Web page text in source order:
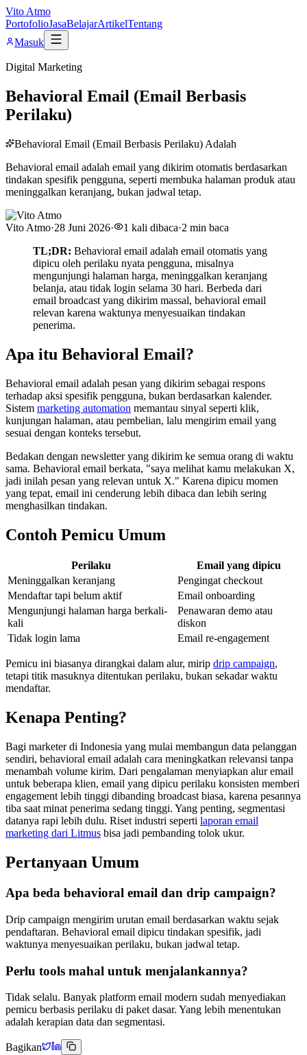
Vito Atmo
PortofolioJasaBelajarArtikelTentang
Masuk
Digital Marketing
Behavioral Email (Email Berbasis
Perilaku)
Behavioral Email (Email Berbasis Perilaku) Adalah
Behavioral email adalah email yang dikirim otomatis berdasarkan
tindakan spesifik pengguna, seperti membuka halaman produk atau
meninggalkan keranjang, bukan jadwal tetap.
Vito Atmo·28 Juni 2026· 1 kali dibaca·2 min baca
TL;DR: Behavioral email adalah email otomatis yang
dipicu oleh perilaku nyata pengguna, misalnya
mengunjungi halaman harga, meninggalkan keranjang
belanja, atau tidak login selama 30 hari. Berbeda dari
email broadcast yang dikirim massal, behavioral email
relevan karena waktunya menyesuaikan tindakan
penerima.
Apa itu Behavioral Email?
Behavioral email adalah pesan yang dikirim sebagai respons
terhadap aksi spesifik pengguna, bukan berdasarkan kalender.
Sistem marketing automation memantau sinyal seperti klik,
kunjungan halaman, atau pembelian, lalu mengirim email yang
sesuai dengan konteks tersebut.
Bedakan dengan newsletter yang dikirim ke semua orang di waktu
sama. Behavioral email berkata, "saya melihat kamu melakukan X,
jadi inilah pesan yang relevan untuk X." Karena dipicu momen
yang tepat, email ini cenderung lebih dibaca dan lebih sering
menghasilkan tindakan.
Contoh Pemicu Umum
Perilaku
Email yang dipicu
Meninggalkan keranjang
Pengingat checkout
Mendaftar tapi belum aktif
Email onboarding
Mengunjungi halaman harga berkali-
kali
Penawaran demo atau
diskon
Tidak login lama
Email re-engagement
Pemicu ini biasanya dirangkai dalam alur, mirip drip campaign,
tetapi titik masuknya ditentukan perilaku, bukan sekadar waktu
mendaftar.
Kenapa Penting?
Bagi marketer di Indonesia yang mulai membangun data pelanggan
sendiri, behavioral email adalah cara meningkatkan relevansi tanpa
menambah volume kirim. Dari pengalaman menyiapkan alur email
untuk beberapa klien, email yang dipicu perilaku konsisten memberi
engagement lebih tinggi dibanding broadcast biasa, karena pesannya
tiba saat minat penerima sedang tinggi. Yang penting, segmentasi
datanya rapi lebih dulu. Riset industri seperti laporan email
marketing dari Litmus bisa jadi pembanding tolok ukur.
Pertanyaan Umum
Apa beda behavioral email dan drip campaign?
Drip campaign mengirim urutan email berdasarkan waktu sejak
pendaftaran. Behavioral email dipicu tindakan spesifik, jadi
waktunya menyesuaikan perilaku, bukan jadwal tetap.
Perlu tools mahal untuk menjalankannya?
Tidak selalu. Banyak platform email modern sudah menyediakan
pemicu berbasis perilaku di paket dasar. Yang lebih menentukan
adalah kerapian data dan segmentasi.
Bagikan